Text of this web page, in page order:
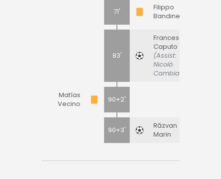
71'
Filippo
Bandinelli
83'
Francesco
Caputo
(Assist:
Nicolò
Cambiaghi)
Matías
Vecino
90+2'
90+3'
Răzvan
Marin